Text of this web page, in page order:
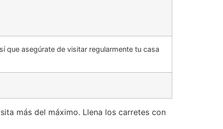
que asegúrate de visitar regularmente tu casa
más del máximo. Llena los carretes con